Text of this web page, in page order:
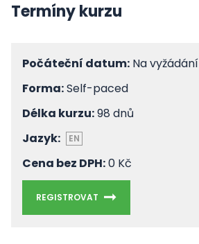
Termíny kurzu
Počáteční datum: Na vyžádání
Forma:Self-paced
Délka kurzu:98 dnů
Jazyk:
EN
Cena bez DPH:0 Kč
REGISTROVAT